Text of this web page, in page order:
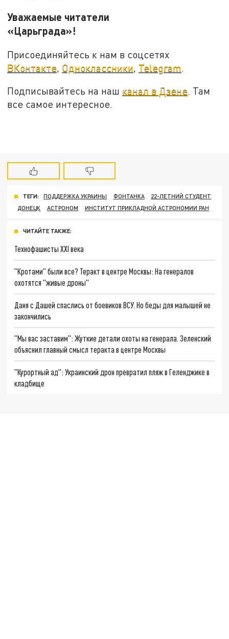
Уважаемые читатели
«Царьграда»!
Присоединяйтесь к нам в соцсетях
ВКонтакте Одноклассники Telegram
Подписывайтесь на наш канал в Дзене. Там
все самое интересное.
ТЕГИ: ПОДДЕРЖКА УКРАИНЫ ФОНТАНКА
22-ЛЕТНИЙ СТУДЕНТ
ДОНЕЦК
АСТРОНОМ ИНСТИТУТ ПРИКЛАДНОЙ АСТРОНОМИИ РАН
ЧИТАЙТЕ ТАКЖЕ:
Технофашисты XXI века
"Кротами" были все? Теракт в центре Москвы: На генералов
охотятся "живые дроны"
Даня с Дашей спаслись от боевиков ВСУ. Но беды для малышей не
закончились
"Мы вас заставим": Жуткие детали охоты на генерала. Зеленский
объяснил главный смысл теракта в центре Москвы
"Курортный ад": Украинский дрон превратил пляж в Геленджике в
кладбище